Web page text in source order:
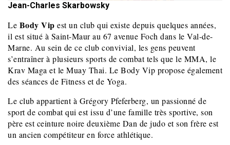
Jean-Charles Skarbowsky
Le Body Vip est un club qui existe depuis quelques années,
il est situé à Saint-Maur au 67 avenue Foch dans le Val-de-
Marne. Au sein de ce club convivial, les gens peuvent
s’entraîner à plusieurs sports de combat tels que le MMA, le
Krav Maga et le Muay Thai. Le Body Vip propose également
des séances de Fitness et de Yoga.
Le club appartient à Grégory Pfeferberg, un passionné de
sport de combat qui est issu d’une famille très sportive, son
père est ceinture noire deuxième Dan de judo et son frère est
un ancien compétiteur en force athlétique.